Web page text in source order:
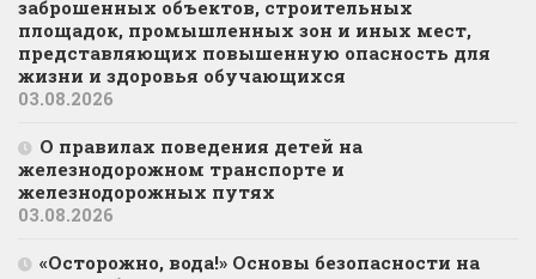
заброшенных объектов, строительных
площадок, промышленных зон и иных мест,
представляющих повышенную опасность для
жизни и здоровья обучающихся
03.08.2026
О правилах поведения детей на
железнодорожном транспорте и
железнодорожных путях
03.08.2026
«Осторожно, вода!» Основы безопасности на